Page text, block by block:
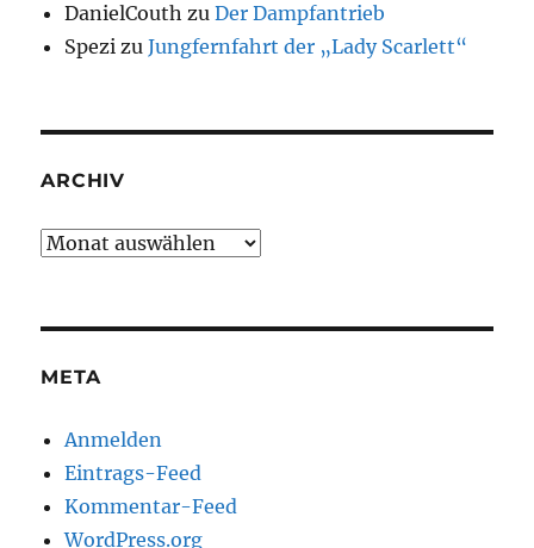
DanielCouth zuDer Dampfantrieb
Spezi zuJungfernfahrt der „Lady Scarlett“
ARCHIV
Archiv
META
Anmelden
Eintrags-Feed
Kommentar-Feed
WordPress.org